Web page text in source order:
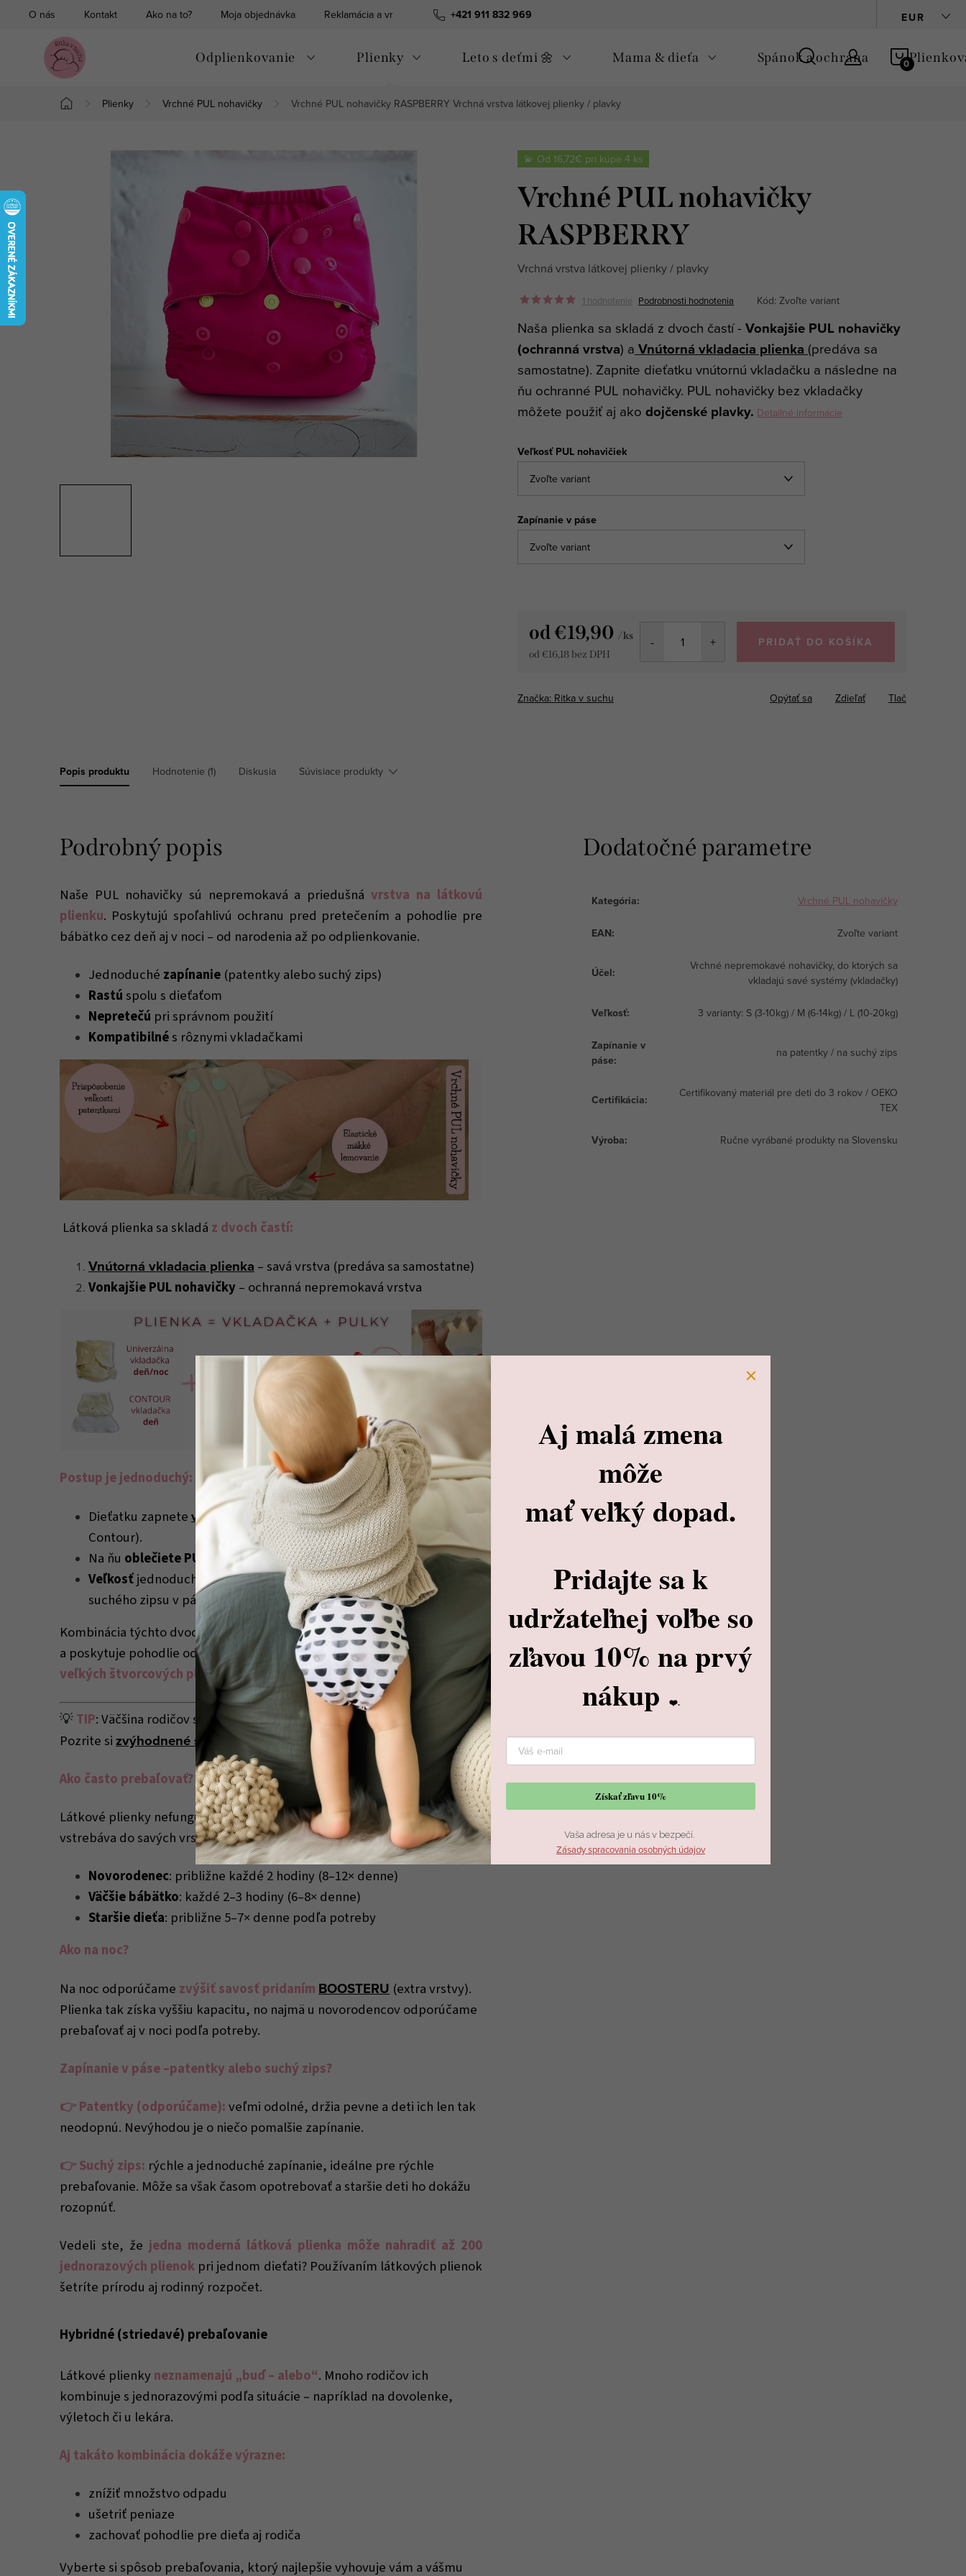
+421 911 832 969
O nás Kontakt Ako na to? Moja objednávka Reklamácia a vrátenie tovaru Všeobecné obchodné podmienky Zásady používania
EUR
KOŠÍK
Odplienkovanie Plienky Leto s deťmi 🌼 Mama & dieťa Spánok a ochrana
Domov
Plienky Vrchné PUL nohavičky Vrchné PUL nohavičky RASPBERRY Vrchná vrstva látkovej plienky / plavky
💫 Od 16,72€ pri kúpe 4 ks
Vrchné PUL nohavičky
RASPBERRY
Vrchná vrstva látkovej plienky / plavky
1 hodnotenie Podrobnosti hodnotenia Kód: Zvoľte variant
Naša plienka sa skladá z dvoch častí - Vonkajšie PUL nohavičky
(ochranná vrstva) a Vnútorná vkladacia plienka (predáva sa
samostatne). Zapnite dieťatku vnútornú vkladačku a následne na
ňu ochranné PUL nohavičky. PUL nohavičky bez vkladačky
môžete použiť aj ako dojčenské plavky. Detailné informácie
Veľkosť PUL nohavičiek
Zapínanie v páse
od€19,90 / ks
od €16,18 bez DPH
PRIDAŤ DO KOŠÍKA
Značka: Ritka v suchu Tlač
Opýtať sa Zdieľať
Popis produktu Hodnotenie (1) Diskusia Súvisiace produkty
Podrobný popis
Naše PUL nohavičky sú nepremokavá a priedušnávrstva na látkovú
plienku. Poskytujú spoľahlivú ochranu pred pretečením a pohodlie pre
bábätko cez deň aj v noci – od narodenia až po odplienkovanie.
Jednoduché zapínanie (patentky alebo suchý zips)
Rastúspolu s dieťaťom
Nepretečú pri správnom použití
Kompatibilnés rôznymi vkladačkami
Látková plienka sa skladá z dvoch častí:
Vnútorná vkladacia plienka – savá vrstva (predáva sa samostatne)
Vonkajšie PUL nohavičky– ochranná nepremokavá vrstva
Postup je jednoduchý:
Dieťatku zapnetevkladaciu plienku(Univerzálnu alebo dennú
Contour).
Na ňu oblečiete PUL nohavičky.
Veľkosťjednoducho prispôsobíte pomocou patentiek alebo
suchého zipsu v páse.
Kombinácia týchto dvoch vrstiev spoľahlivo chráni pred pretečením
a poskytuje pohodlie od narodenia -
bez žehlenia a bez skladania
veľkých štvorcových plienok.
💡TIP: Väčšina rodičov si berie rovno celú sadu na pohodlné striedanie.
Pozrite si zvýhodnené sety.
Ako často prebaľovať?
Látkové plienky nefungujú ako jednorazové (moč sa nemení na gel, ale sa
vstrebáva do savých vrstiev), preto je dôležitéprebaľovať pravidelne.
Novorodenec: približne každé 2 hodiny (8–12× denne)
Väčšie bábätko: každé 2–3 hodiny (6–8× denne)
Staršie dieťa: približne 5–7× denne podľa potreby
Ako na noc?
Na noc odporúčame zvýšiť savosť pridaním BOOSTERU (extra vrstvy).
Plienka tak získa vyššiu kapacitu, no najmä u novorodencov odporúčame
prebaľovať aj v noci podľa potreby.
Zapínanie v páse –patentky alebo suchý zips?
👉 Patentky (odporúčame):veľmi odolné, držia pevne a deti ich len tak
neodopnú. Nevýhodou je o niečo pomalšie zapínanie.
👉 Suchý zips: rýchle a jednoduché zapínanie, ideálne pre rýchle
prebaľovanie. Môže sa však časom opotrebovať a staršie deti ho dokážu
rozopnúť.
Vedeli ste, že jedna moderná látková plienka môže nahradiť až 200
jednorazových plienok pri jednom dieťati? Používaním látkových plienok
šetríte prírodu aj rodinný rozpočet.
Hybridné (striedavé) prebaľovanie
Látkové plienkyneznamenajú „buď – alebo“. Mnoho rodičov ich
kombinuje s jednorazovými podľa situácie – napríklad na dovolenke,
výletoch či u lekára.
Aj takáto kombinácia dokáže výrazne:
znížiť množstvo odpadu
ušetriť peniaze
zachovať pohodlie pre dieťa aj rodiča
Vyberte si spôsob prebaľovania, ktorý najlepšie vyhovuje vám a vášmu
Dodatočné parametre
Kategória: Vrchné PUL nohavičky
EAN: Zvoľte variant
Účel:
Vrchné nepremokavé nohavičky, do ktorých sa
vkladajú savé systémy (vkladačky)
Veľkosť: 3 varianty: S (3-10kg) / M (6-14kg) / L (10-20kg)
Zapínanie v
páse:
na patentky / na suchý zips
Certifikácia:
Certifikovaný materiál pre deti do 3 rokov / OEKO
TEX
Výroba: Ručne vyrábané produkty na Slovensku
Aj malá zmena
môže
mať veľký dopad.
Pridajte sa k
udržateľnej voľbe so
zľavou 10% na prvý
nákup
❤️.
Získať zľavu 10%
Vaša adresa je u nás v bezpečí.
Zásady spracovania osobných údajov